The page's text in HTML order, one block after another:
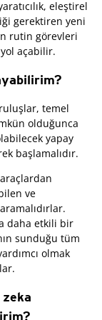
eleştirel
gerektiren yeni
rutin görevleri
açabilir.
temel
olduğunca
yapay
başlamalıdır.
ve
daha etkili bir
sunduğu tüm
olmak